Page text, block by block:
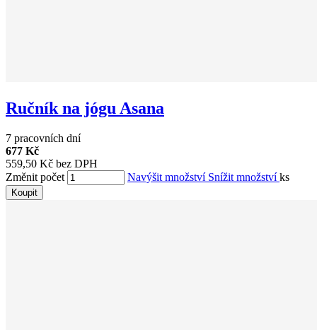
Ručník na jógu Asana
7 pracovních dní
677 Kč
559,50 Kč bez DPH
Změnit počet
Navýšit množství Snížit množstvíks
Koupit